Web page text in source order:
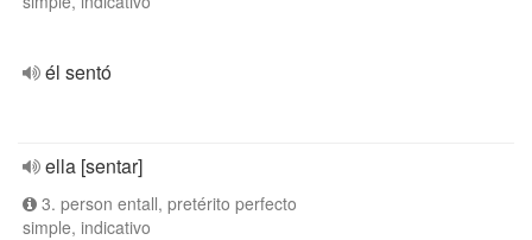
él sentó
ella [sentar]
3. person entall, pretérito perfecto
simple, indicativo